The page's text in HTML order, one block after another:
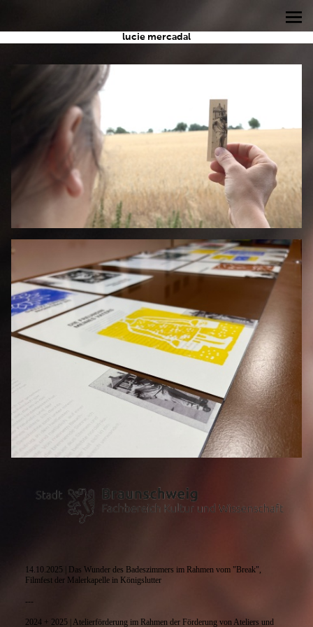
lucie mercadal
14.10.2025 | Das Wunder des Badeszimmers im Rahmen vom "Break",
Filmfest der Malerkapelle in Königslutter
---
2024 + 2025 | Atelierförderung im Rahmen der Förderung von Ateliers und